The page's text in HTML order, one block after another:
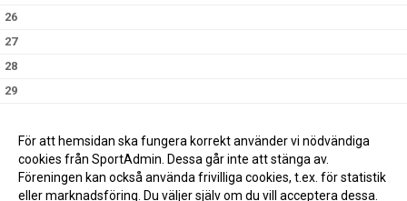
26
27
28
29
För att hemsidan ska fungera korrekt använder vi nödvändiga
cookies från SportAdmin. Dessa går inte att stänga av.
Föreningen kan också använda frivilliga cookies, t.ex. för statistik
eller marknadsföring. Du väljer själv om du vill acceptera dessa.